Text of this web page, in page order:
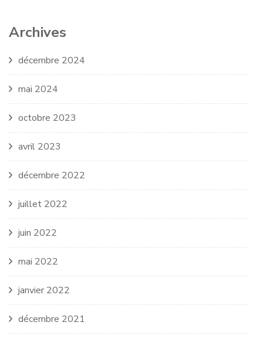
Archives
décembre 2024
mai 2024
octobre 2023
avril 2023
décembre 2022
juillet 2022
juin 2022
mai 2022
janvier 2022
décembre 2021